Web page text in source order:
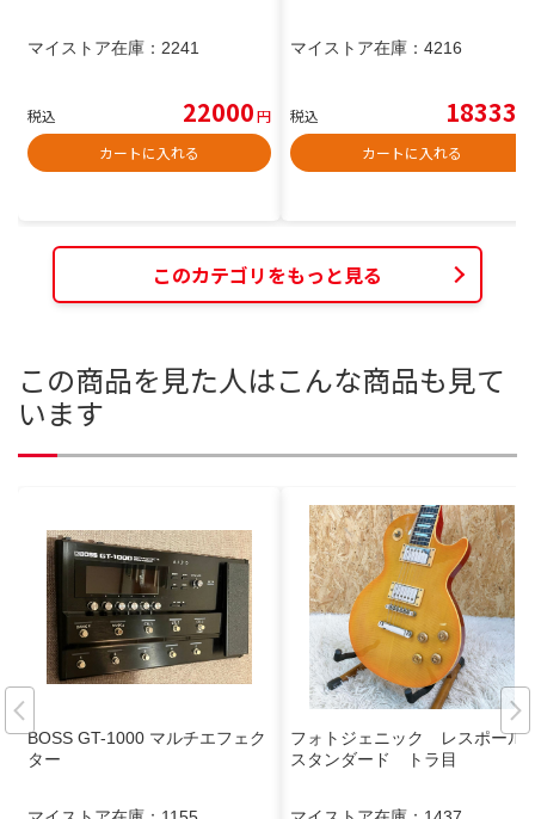
マイストア在庫： 2241
税込 22000円
カートに入れる
マイストア在庫： 4216
税込 18333
カートに入れる
このカテゴリをもっと見る
この商品を見た人はこんな商品も見て
います
BOSS GT-1000 マルチエフェク
ター
フォトジェニック レスポール
スタンダード トラ目